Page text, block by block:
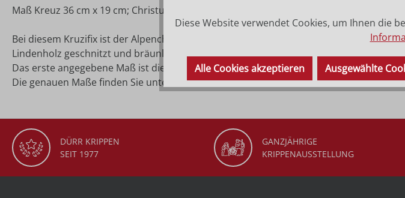
Maß Kreuz 36 cm x 19 cm; Christus 15 cm
Bei diesem Kruzifix ist der Alpenchristus von Größe 10cm bis Größe 40cm aus
Lindenholz geschnitzt und bräunlich gebeizt.
Das erste angegebene Maß ist die Größe vom Christuskorpus, das zweite Maß ist die
Die genauen Maße finden Sie unter 'Details'.
DÜRR KRIPPEN
SEIT 1977
GANZJÄHRIGE
KRIPPENAUSSTELLUNG
Diese Website verwendet Cookies, um Ihnen die
Alle Cookies akzeptieren Ausgewählte